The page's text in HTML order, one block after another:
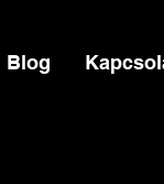
Blog